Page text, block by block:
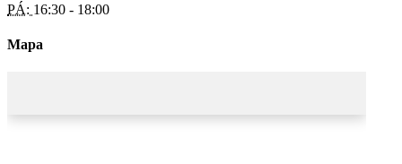
PÁ: 16:30 - 18:00
Mapa